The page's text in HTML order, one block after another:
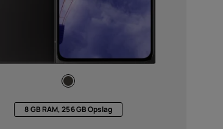
8 GB RAM, 256 GB Opslag